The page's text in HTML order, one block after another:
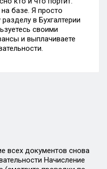
базе. Я просто
в Бухгалтерии
своими
и выплачиваете
всех документов снова
Начисление